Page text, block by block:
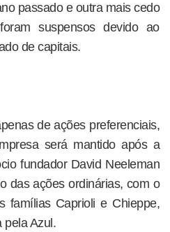
passado e outra mais cedo
suspensos devido ao
de capitais.
de ações preferenciais,
será mantido após a
fundador David Neeleman
das ações ordinárias, com o
famílias Caprioli e Chieppe,
pela Azul.